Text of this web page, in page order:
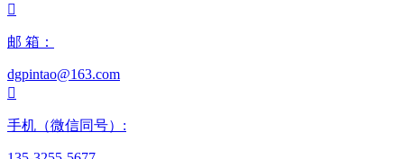

邮 箱：
dgpintao@163.com

手机（微信同号）: